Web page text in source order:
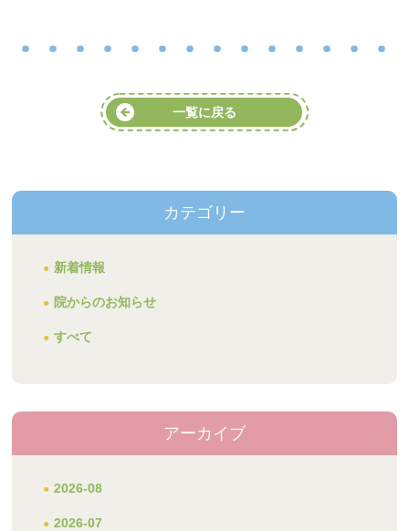
一覧に戻る
カテゴリー
新着情報
院からのお知らせ
すべて
アーカイブ
2026-08
2026-07